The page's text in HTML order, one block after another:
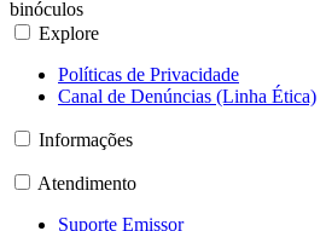
Explore
Políticas de Privacidade
Canal de Denúncias (Linha Ética)
Informações
Atendimento
Suporte Emissor